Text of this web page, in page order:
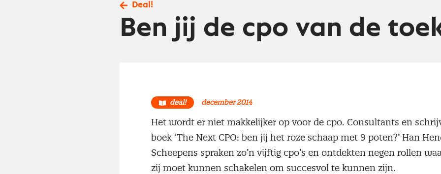
Deal!
Ben jij de cpo van de
deal! december 2014
Het wordt er niet makkelijker op voor de cpo. Consultants en
boek ‘The Next CPO: ben jij het roze schaap met 9 poten?’ Han
Scheepens spraken zo’n vijftig cpo’s en ontdekten negen rollen
zij moet kunnen schakelen om succesvol te kunnen zijn.